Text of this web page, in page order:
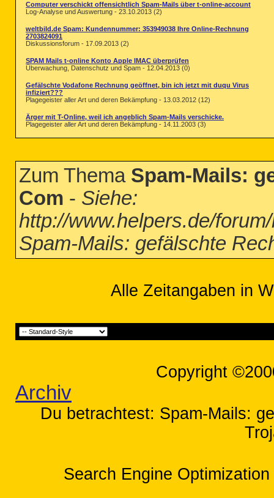
Computer verschickt offensichtlich Spam-Mails über t-online-account
Log-Analyse und Auswertung - 23.10.2013 (2)
weltbild.de Spam: Kundennummer: 353949038 Ihre Online-Rechnung
2703824091
Diskussionsforum - 17.09.2013 (2)
SPAM Mails t-online Konto Apple IMAC überprüfen
Überwachung, Datenschutz und Spam - 12.04.2013 (0)
Gefälschte Vodafone Rechnung geöffnet, bin ich jetzt mit duqu Virus
infiziert???
Plagegeister aller Art und deren Bekämpfung - 13.03.2012 (12)
Ärger mit T-Online, weil ich angeblich Spam-Mails verschicke.
Plagegeister aller Art und deren Bekämpfung - 14.11.2003 (3)
Zum Thema Spam-Mails:
Com - Siehe:
http://www.helpers.de/
Spam-Mails: gefälschte
Alle Zeitangaben in
Copyright
Archiv
Du betrachtest: Spam-Mails:
Search Engine